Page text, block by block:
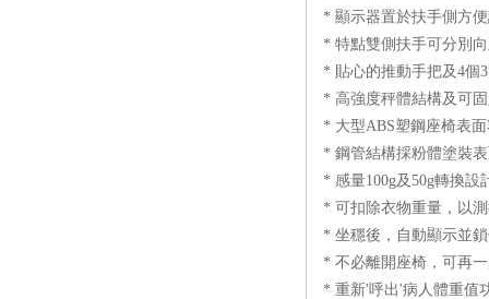
* 顯示器置於扶手側方
* 特點雙側扶手可分別
* 貼心的推動手把及4個
* 高強度秤體結構及可
* 大型ABS塑鋼座椅表
* 鋼管結構採粉體塗裝
* 感量100g及50g轉換設
* 可扣除衣物重量，以
* 坐穩後，自動顯示並
* 不必離開座椅，可再
* 重新'呼出'病人體重值